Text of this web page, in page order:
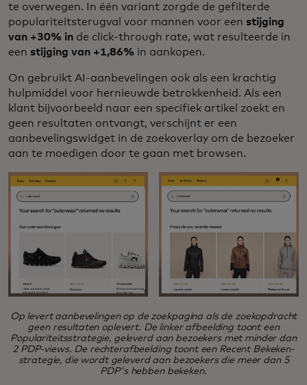
te overwegen. In één variant zorgde de gefilterde
populariteitsterugval voor mannen voor een stijging
van +30% in de click-through rate, wat resulteerde in
een stijging van +1,86% in aankopen.
On gebruikt AI-aanbevelingen ook als een krachtig
hulpmiddel voor hernieuwde betrokkenheid. Als een
klant bijvoorbeeld naar een specifiek artikel zoekt en
geen resultaten ontvangt, verschijnt er een
aanbevelingswidget in de zoekoverlay om de bezoeker
aan te moedigen door te gaan met browsen.
Op levert aanbevelingen op de zoekpagina als de zoekopdracht
geen resultaten oplevert. De linker afbeelding toont een
Populariteitsstrategie, geleverd aan bezoekers met minder dan
2 PDP-views. De rechterafbeelding toont een Recent Bekeken-
strategie, die wordt geleverd aan bezoekers die meer dan 5
PDP's hebben bekeken.